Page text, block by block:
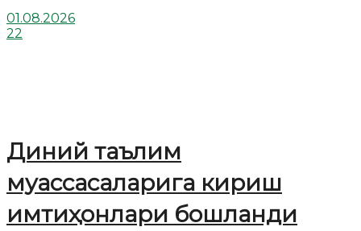
01.08.2026
22
Диний таълим
муассасаларига кириш
имтиҳонлари бошланди